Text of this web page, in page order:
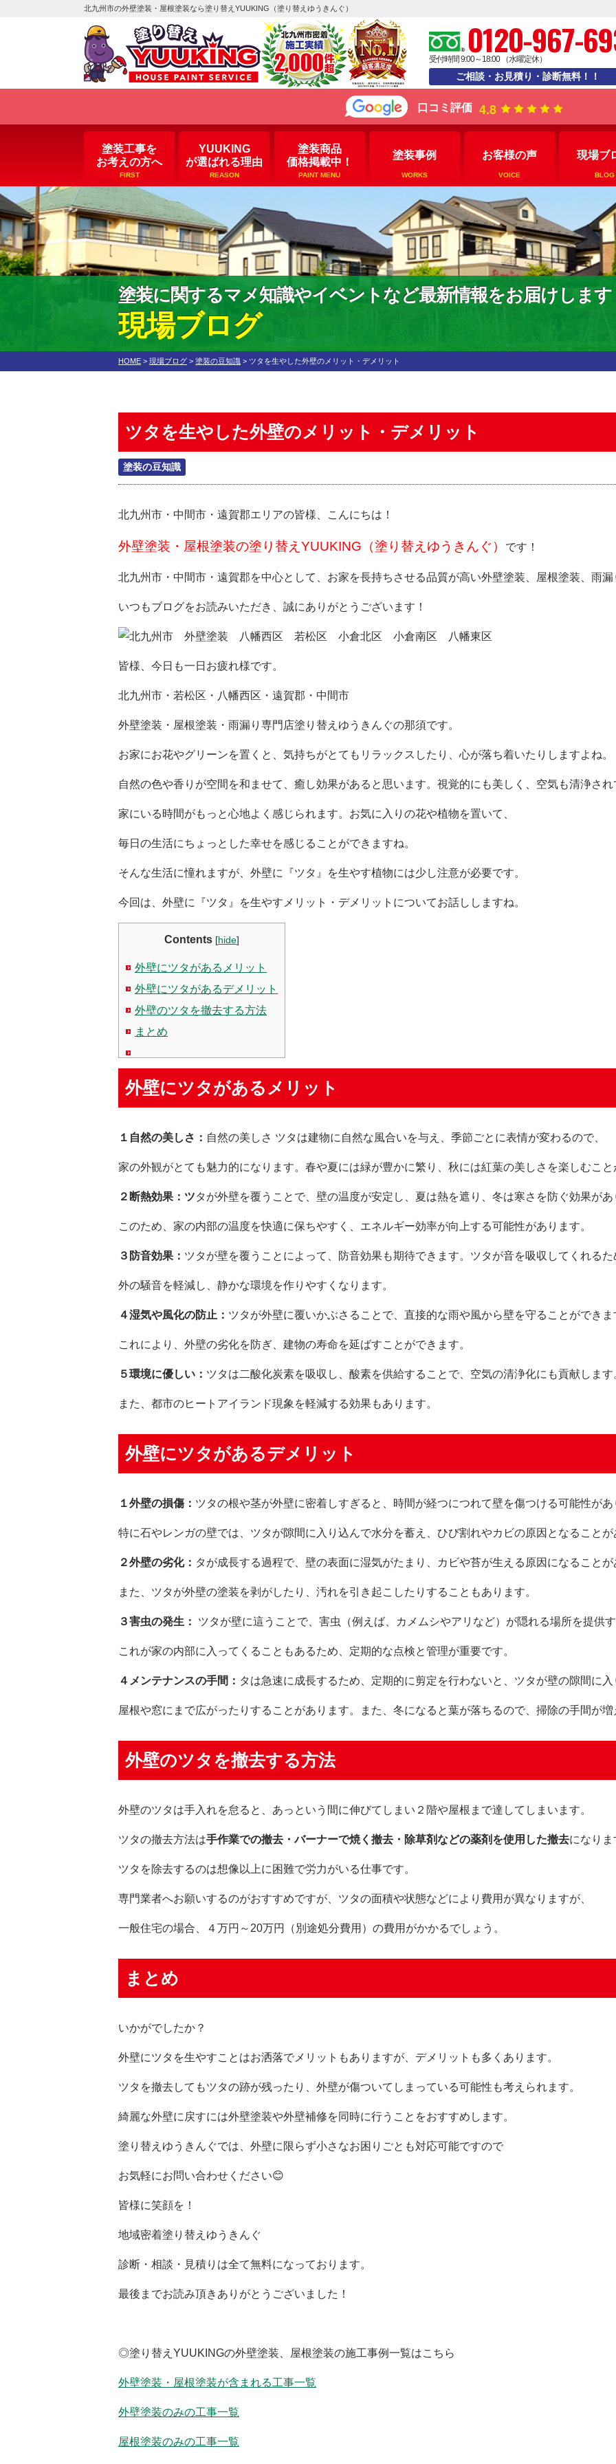
北九州市の外壁塗装・屋根塗装なら塗り替えYUUKING（塗り替えゆうきんぐ）
0120-967-
受付時間 9:00～18:00 （水曜定休）
ご相談・お見積り・診断無料！！
口コミ評価 4.8
塗装工事を
お考えの方へ
FIRST
YUUKING
が選ばれる理由
REASON
塗装商品
価格掲載中！
PAINT MENU
塗装事例
WORKS
お客様の声
VOICE
現場ブ
BLOG
塗装に関するマメ知識やイベントなど最新情報をお届けします
現場ブログ
HOME > 現場ブログ > 塗装の豆知識 > ツタを生やした外壁のメリット・デメリット
ツタを生やした外壁のメリット・デメリット
塗装の豆知識
北九州市・中間市・遠賀郡エリアの皆様、こんにちは！
外壁塗装・屋根塗装の塗り替えYUUKING（塗り替えゆうきんぐ） です！
北九州市・中間市・遠賀郡を中心として、お家を長持ちさせる品質が高い外壁塗装、屋根塗装、雨
いつもブログをお読みいただき、誠にありがとうございます！
皆様、今日も一日お疲れ様です。
北九州市・若松区・八幡西区・遠賀郡・中間市
外壁塗装・屋根塗装・雨漏り専門店塗り替えゆうきんぐの那須です。
お家にお花やグリーンを置くと、気持ちがとてもリラックスしたり、心が落ち着いたりしますよね。
自然の色や香りが空間を和ませて、癒し効果があると思います。視覚的にも美しく、空気も清浄され
家にいる時間がもっと心地よく感じられます。お気に入りの花や植物を置いて、
毎日の生活にちょっとした幸せを感じることができますね。
そんな生活に憧れますが、外壁に『ツタ』を生やす植物には少し注意が必要です。
今回は、外壁に『ツタ』を生やすメリット・デメリットについてお話ししますね。
Contents [hide]
外壁にツタがあるメリット
外壁にツタがあるデメリット
外壁のツタを撤去する方法
まとめ
外壁にツタがあるメリット
１自然の美しさ： 自然の美しさ ツタは建物に自然な風合いを与え、季節ごとに表情が変わるので、
家の外観がとても魅力的になります。春や夏には緑が豊かに繁り、秋には紅葉の美しさを楽しむこ
２断熱効果：ツタが外壁を覆うことで、壁の温度が安定し、夏は熱を遮り、冬は寒さを防ぐ効果が
このため、家の内部の温度を快適に保ちやすく、エネルギー効率が向上する可能性があります。
３防音効果： ツタが壁を覆うことによって、防音効果も期待できます。ツタが音を吸収してくれるた
外の騒音を軽減し、静かな環境を作りやすくなります。
４湿気や風化の防止： ツタが外壁に覆いかぶさることで、直接的な雨や風から壁を守ることができま
これにより、外壁の劣化を防ぎ、建物の寿命を延ばすことができます。
５環境に優しい： ツタは二酸化炭素を吸収し、酸素を供給することで、空気の清浄化にも貢献します
また、都市のヒートアイランド現象を軽減する効果もあります。
外壁にツタがあるデメリット
１外壁の損傷： ツタの根や茎が外壁に密着しすぎると、時間が経つにつれて壁を傷つける可能性が
特に石やレンガの壁では、ツタが隙間に入り込んで水分を蓄え、ひび割れやカビの原因となること
２外壁の劣化： タが成長する過程で、壁の表面に湿気がたまり、カビや苔が生える原因になること
また、ツタが外壁の塗装を剥がしたり、汚れを引き起こしたりすることもあります。
３害虫の発生： ツタが壁に這うことで、害虫（例えば、カメムシやアリなど）が隠れる場所を提供
これが家の内部に入ってくることもあるため、定期的な点検と管理が重要です。
４メンテナンスの手間： タは急速に成長するため、定期的に剪定を行わないと、ツタが壁の隙間に
屋根や窓にまで広がったりすることがあります。また、冬になると葉が落ちるので、掃除の手間が
外壁のツタを撤去する方法
外壁のツタは手入れを怠ると、あっという間に伸びてしまい２階や屋根まで達してしまいます。
ツタの撤去方法は手作業での撤去・バーナーで焼く撤去・除草剤などの薬剤を使用した撤去になり
ツタを除去するのは想像以上に困難で労力がいる仕事です。
専門業者へお願いするのがおすすめですが、ツタの面積や状態などにより費用が異なりますが、
一般住宅の場合、４万円～20万円（別途処分費用）の費用がかかるでしょう。
まとめ
いかがでしたか？
外壁にツタを生やすことはお洒落でメリットもありますが、デメリットも多くあります。
ツタを撤去してもツタの跡が残ったり、外壁が傷ついてしまっている可能性も考えられます。
綺麗な外壁に戻すには外壁塗装や外壁補修を同時に行うことをおすすめします。
塗り替えゆうきんぐでは、外壁に限らず小さなお困りごとも対応可能ですので
お気軽にお問い合わせください😊
皆様に笑顔を！
地域密着塗り替えゆうきんぐ
診断・相談・見積りは全て無料になっております。
最後までお読み頂きありがとうございました！
◎塗り替えYUUKINGの外壁塗装、屋根塗装の施工事例一覧はこちら
外壁塗装・屋根塗装が含まれる工事一覧
外壁塗装のみの工事一覧
屋根塗装のみの工事一覧